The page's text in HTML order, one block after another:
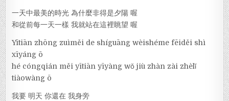
一天中最美的時光 為什麼非得是夕陽 喔
和從前每一天一樣 我就站在這裡眺望 喔
Yītiān zhōng zuìměi de shíguāng wèishéme fēiděi shì
xīyáng ō
hé cóngqián měi yītiān yīyàng wǒ jiù zhàn zài zhèlǐ
tiàowàng ō
我要 明天 你還在 我身旁